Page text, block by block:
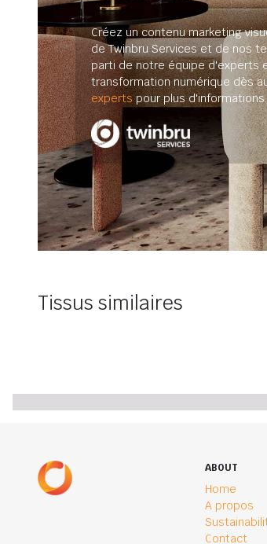
Créez un contenu marketing
de Twinbru Services et de nos
parti de notre équipe d'experts
transformation numérique dès
experts pour plus d'informations.
Tissus similaires
ABOUT
Home
A propos
Contact